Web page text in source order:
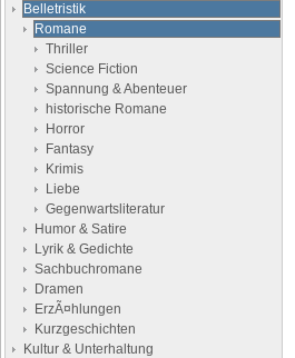
Belletristik
Romane
Thriller
Science Fiction
Spannung & Abenteuer
historische Romane
Horror
Fantasy
Krimis
Liebe
Gegenwartsliteratur
Humor & Satire
Lyrik & Gedichte
Sachbuchromane
Dramen
ErzÃ¤hlungen
Kurzgeschichten
Kultur & Unterhaltung